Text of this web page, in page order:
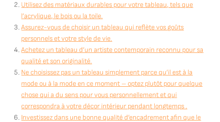
Utilisez des matériaux durables pour votre tableau, tels que
l’acrylique, le bois ou la toile.
Assurez-vous de choisir un tableau qui reflète vos goûts
personnels et votre style de vie.
Achetez un tableau d’un artiste contemporain reconnu pour sa
qualité et son originalité.
Ne choisissez pas un tableau simplement parce qu’il est à la
mode ou à la mode en ce moment – optez plutôt pour quelque
chose qui a du sens pour vous personnellement et qui
correspondra à votre décor intérieur pendant longtemps .
Investissez dans une bonne qualité d’encadrement afin que le